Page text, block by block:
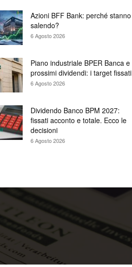
Azioni BFF Bank: perché stanno
salendo?
6 Agosto 2026
Piano industriale BPER Banca e
prossimi dividendi: i target fissati
6 Agosto 2026
Dividendo Banco BPM 2027:
fissati acconto e totale. Ecco le
decisioni
6 Agosto 2026